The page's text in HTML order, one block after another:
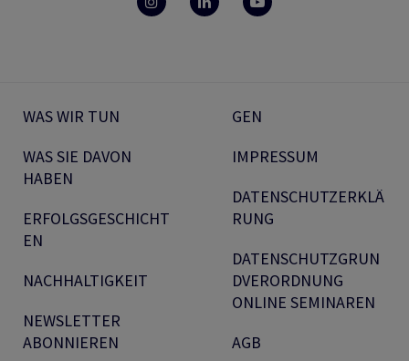
WAS WIR TUN
WAS SIE DAVON
HABEN
ERFOLGSGESCHICHT
EN
NACHHALTIGKEIT
NEWSLETTER
ABONNIEREN
GEN
IMPRESSUM
DATENSCHUTZERKLÄ
RUNG
DATENSCHUTZGRUN
DVERORDNUNG
ONLINE SEMINAREN
AGB